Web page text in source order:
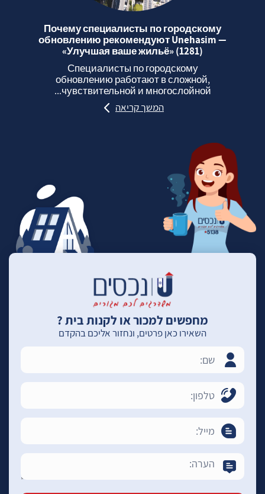
Почему специалисты по городскому
обновлению рекомендуют Unehasim —
«Улучшая ваше жильё» (1281)
Специалисты по городскому
обновлению работают в сложной,
чувствительной и многослойной...
המשך קריאה
מחפשים למכור או לקנות בית ?
השאירו כאן פרטים, ונחזור אליכם בהקדם